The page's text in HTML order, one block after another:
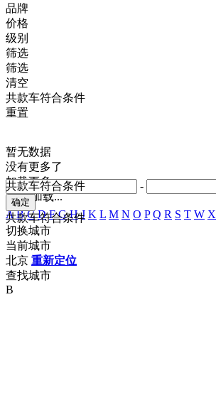
品牌
价格
-
共款车符合条件
级别
共款车符合条件
筛选
筛选
清空
共款车符合条件
重置
暂无数据
没有更多了
加载更多
正在加载...
A B C D F G H J K L M N O P Q R S T W X
切换城市
当前城市
北京 重新定位
查找城市
B